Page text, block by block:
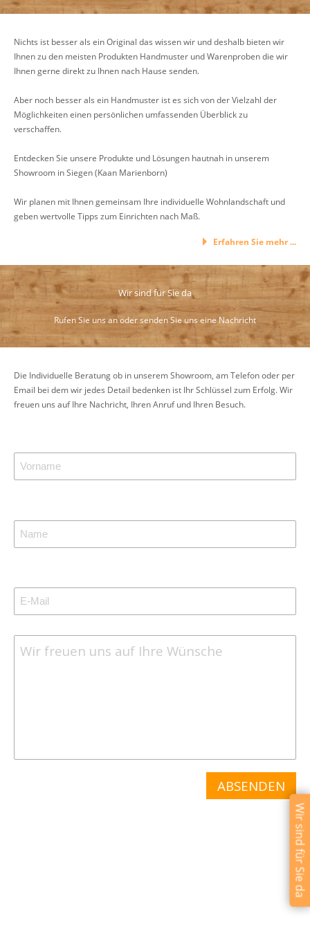
Wir sind für Sie da
Nichts ist besser als ein Original das wissen wir und deshalb bieten wir
Ihnen zu den meisten Produkten Handmuster und Warenproben die wir
Ihnen gerne direkt zu Ihnen nach Hause senden.
Aber noch besser als ein Handmuster ist es sich von der Vielzahl der
Möglichkeiten einen persönlichen umfassenden Überblick zu
verschaffen.
Entdecken Sie unsere Produkte und Lösungen hautnah in unserem
Showroom in Siegen (Kaan Marienborn)
Wir planen mit Ihnen gemeinsam Ihre individuelle Wohnlandschaft und
geben wertvolle Tipps zum Einrichten nach Maß.
Erfahren Sie mehr ...
Wir sind für Sie da
Rufen Sie uns an oder senden Sie uns eine Nachricht
Die Individuelle Beratung ob in unserem Showroom, am Telefon oder per
Email bei dem wir jedes Detail bedenken ist Ihr Schlüssel zum Erfolg. Wir
freuen uns auf Ihre Nachricht, Ihren Anruf und Ihren Besuch.